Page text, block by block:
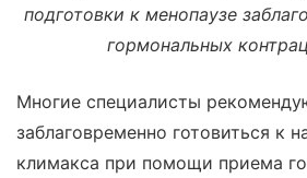
подготовки к менопаузе
гормональных
Многие специалисты
заблаговременно готовиться к
климакса при помощи приема